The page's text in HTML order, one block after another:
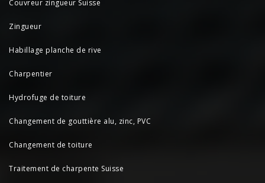
Couvreur zingueur Suisse
Zingueur
Habillage planche de rive
Charpentier
Hydrofuge de toiture
Changement de gouttière alu, zinc, PVC
Changement de toiture
Traitement de charpente Suisse